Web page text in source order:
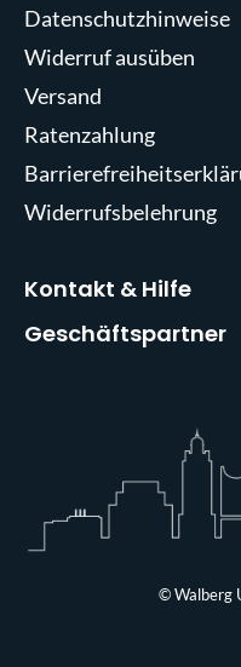
Datenschutzhinweise
Widerruf ausüben
Versand
Ratenzahlung
Widerrufsbelehrung
Kontakt & Hilfe
Geschäftspartner
© Walberg